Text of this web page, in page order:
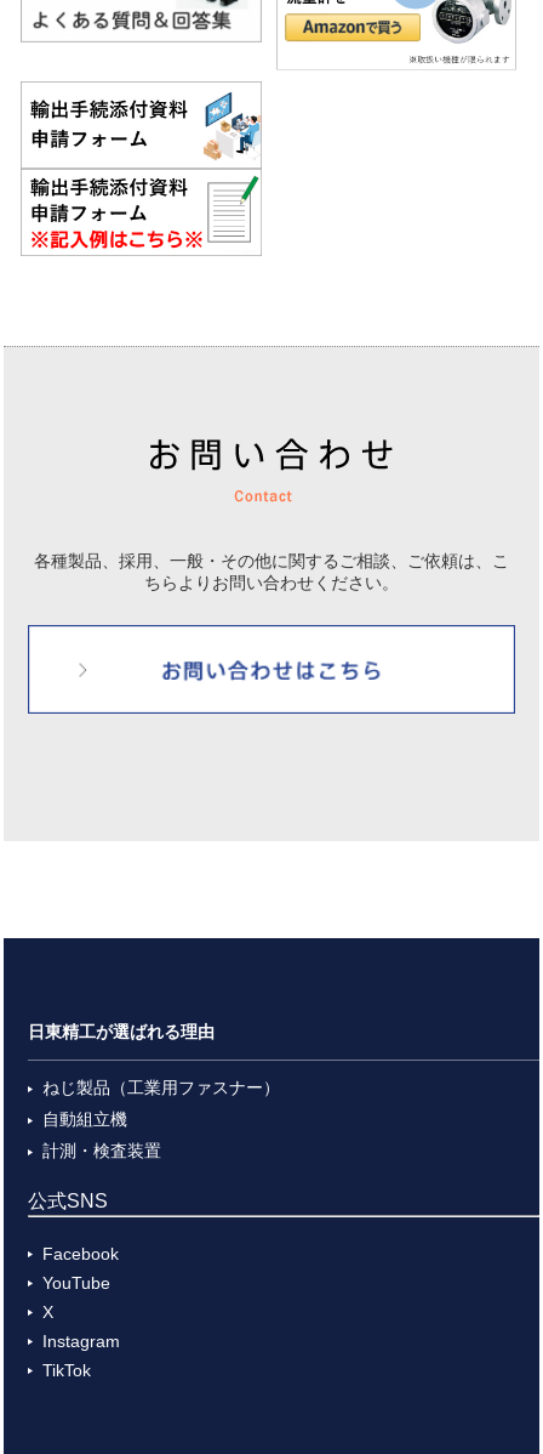
各種製品、採用、一般・その他に関するご相談、ご依頼は、 こ
ちらよりお問い合わせください。
日東精工が選ばれる理由
ねじ製品（工業用ファスナー）
自動組立機
計測・検査装置
公式SNS
Facebook
YouTube
X
Instagram
TikTok